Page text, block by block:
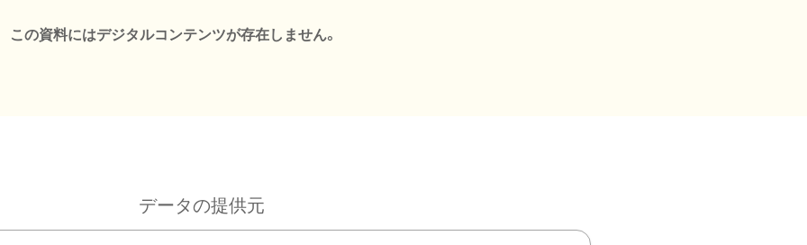
この資料にはデジタルコンテンツが存在しません。
データの提供元